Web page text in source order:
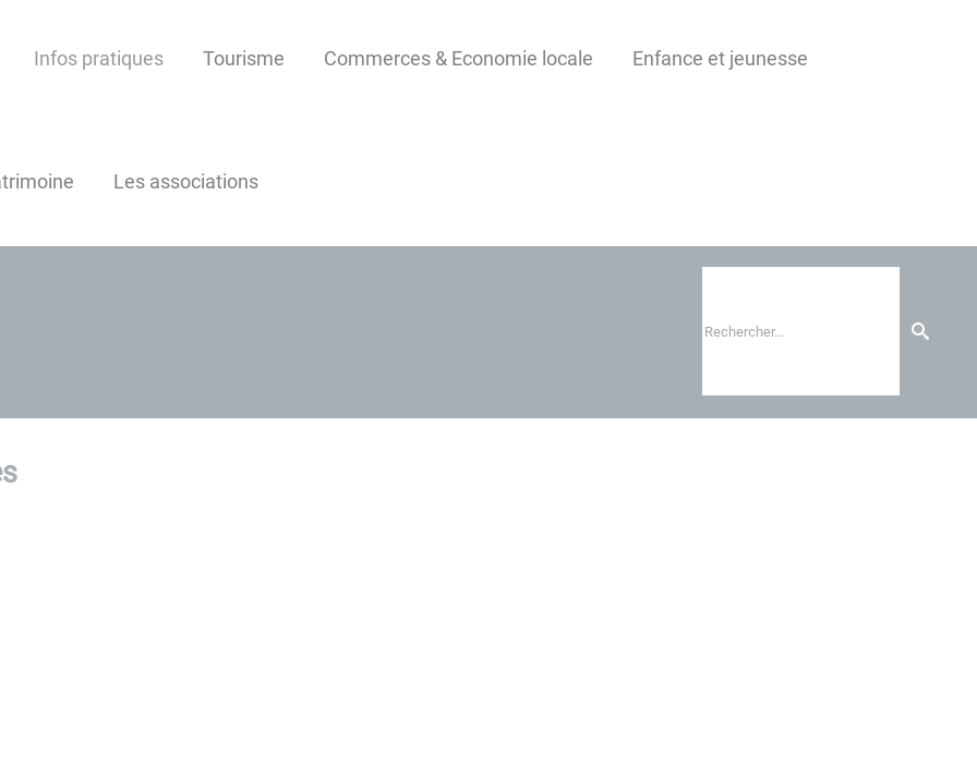
Infos pratiques Tourisme Commerces & Economie locale Enfance et jeunesse
Les associations